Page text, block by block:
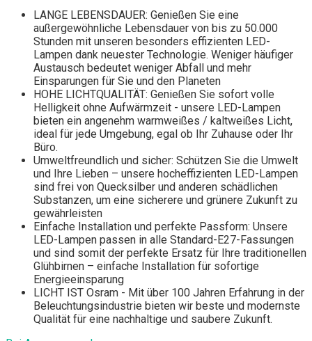
LANGE LEBENSDAUER: Genießen Sie eine
außergewöhnliche Lebensdauer von bis zu 50.000
Stunden mit unseren besonders effizienten LED-
Lampen dank neuester Technologie. Weniger häufiger
Austausch bedeutet weniger Abfall und mehr
Einsparungen für Sie und den Planeten
HOHE LICHTQUALITÄT: Genießen Sie sofort volle
Helligkeit ohne Aufwärmzeit - unsere LED-Lampen
bieten ein angenehm warmweißes / kaltweißes Licht,
ideal für jede Umgebung, egal ob Ihr Zuhause oder Ihr
Büro.
Umweltfreundlich und sicher: Schützen Sie die Umwelt
und Ihre Lieben – unsere hocheffizienten LED-Lampen
sind frei von Quecksilber und anderen schädlichen
Substanzen, um eine sicherere und grünere Zukunft zu
gewährleisten
Einfache Installation und perfekte Passform: Unsere
LED-Lampen passen in alle Standard-E27-Fassungen
und sind somit der perfekte Ersatz für Ihre traditionellen
Glühbirnen – einfache Installation für sofortige
Energieeinsparung
LICHT IST Osram - Mit über 100 Jahren Erfahrung in der
Beleuchtungsindustrie bieten wir beste und modernste
Qualität für eine nachhaltige und saubere Zukunft.